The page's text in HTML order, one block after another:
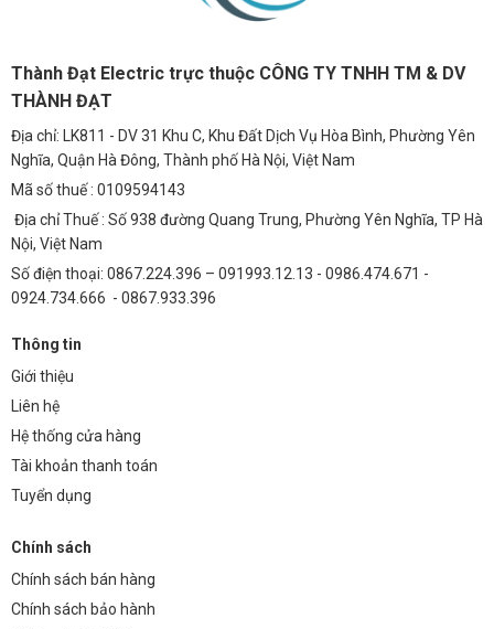
Thành Đạt Electric trực thuộc CÔNG TY TNHH TM & DV
THÀNH ĐẠT
Địa chỉ: LK811 - DV 31 Khu C, Khu Đất Dịch Vụ Hòa Bình, Phường Yên
Nghĩa, Quận Hà Đông, Thành phố Hà Nội, Việt Nam
Mã số thuế : 0109594143
Địa chỉ Thuế : Số 938 đường Quang Trung, Phường Yên Nghĩa, TP Hà
Nội, Việt Nam
Số điện thoại: 0867.224.396 – 091993.12.13 - 0986.474.671 -
0924.734.666 - 0867.933.396
Thông tin
Giới thiệu
Liên hệ
Hệ thống cửa hàng
Tài khoản thanh toán
Tuyển dụng
Chính sách
Chính sách bán hàng
Chính sách bảo hành